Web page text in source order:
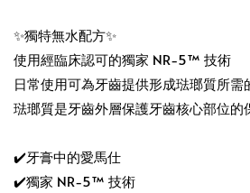
✨獨特無水配方✨
使用經臨床認可的獨家 NR-5™ 技術
日常使用可為牙齒提供形成琺瑯質所需
琺瑯質是牙齒外層保護牙齒核心部位的
✔️牙膏中的愛馬仕
✔️獨家 NR-5™ 技術